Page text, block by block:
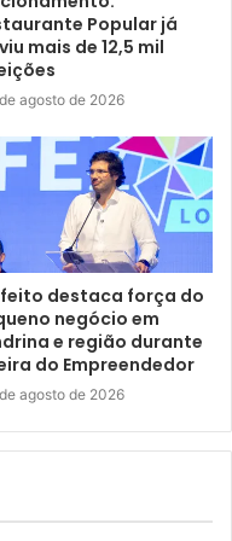
Daí em diante, o
na engenharia e
em prol de
da Prefeitura. Fui
anos, e essa vivência
da área
é graduado em
Mario
em Gestão
Liderança pela
de Obras em Marília,
equipes operacionais
Popular já
mais de 12,5 mil
agosto de 2026
destaca força do
negócio em
e região durante
do Empreendedor
agosto de 2026